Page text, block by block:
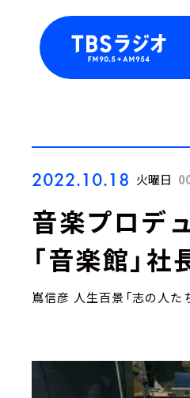
2022.10.18 火曜日
音楽プロデ
「音楽館」
嶌信彦 人生百景「志の人た